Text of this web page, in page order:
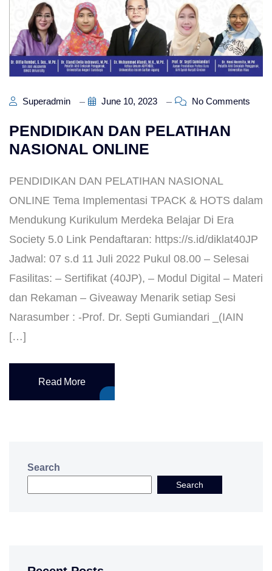
Superadmin June 10, 2023 No Comments
PENDIDIKAN DAN PELATIHAN
NASIONAL ONLINE
PENDIDIKAN DAN PELATIHAN NASIONAL
ONLINE Tema Implementasi TPACK & HOTS dalam
Mendukung Kurikulum Merdeka Belajar Di Era
Society 5.0 Link Pendaftaran: https://s.id/diklat40JP
Jadwal: 07 s.d 11 Juli 2022 Pukul 08.00 – Selesai
Fasilitas: – Sertifikat (40JP), – Modul Digital – Materi
dan Rekaman – Giveaway Menarik setiap Sesi
Narasumber : -Prof. Dr. Septi Gumiandari _(IAIN
[…]
Read More
Search
Search